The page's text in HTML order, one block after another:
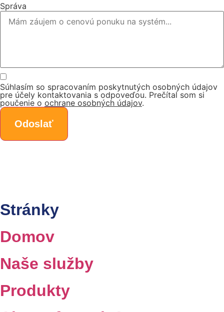
Správa
Súhlasím so spracovaním poskytnutých osobných údajov
pre účely kontaktovania s odpoveďou. Prečítal som si
poučenie o ochrane osobných údajov.
Odoslať
Stránky
Domov
Naše služby
Produkty